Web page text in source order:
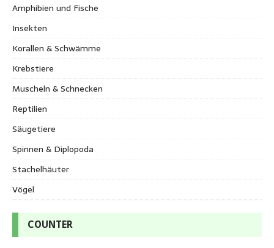
Amphibien und Fische
Insekten
Korallen & Schwämme
Krebstiere
Muscheln & Schnecken
Reptilien
Säugetiere
Spinnen & Diplopoda
Stachelhäuter
Vögel
COUNTER